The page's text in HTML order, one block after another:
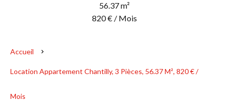
56.37 m²
820 € / Mois
Accueil
Location Appartement Chantilly, 3 Pièces, 56.37 M², 820 € /
Mois